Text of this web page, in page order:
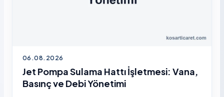
06.08.2026
Jet Pompa Sulama Hattı İşletmesi: Vana,
Basınç ve Debi Yönetimi